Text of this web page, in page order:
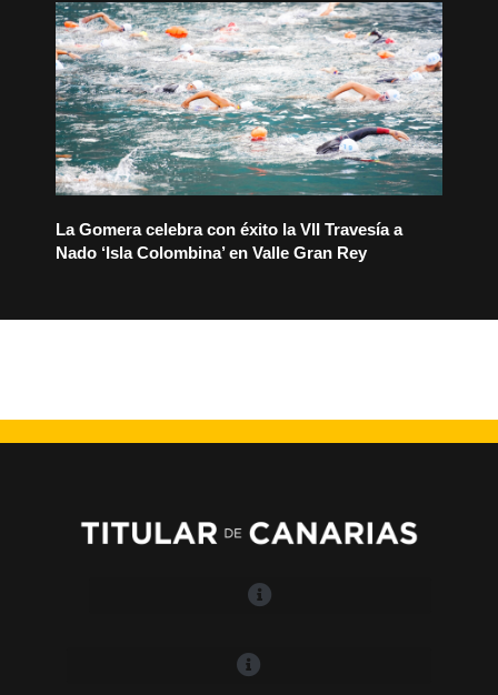
La Gomera celebra con éxito la VII Travesía a
Nado ‘Isla Colombina’ en Valle Gran Rey